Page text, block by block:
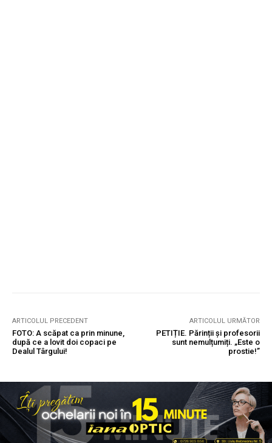
ARTICOLUL PRECEDENT
FOTO: A scăpat ca prin minune,
după ce a lovit doi copaci pe
Dealul Târgului!
ARTICOLUL URMĂTOR
PETIȚIE. Părinții și profesorii
sunt nemulțumiți. „Este o
prostie!”